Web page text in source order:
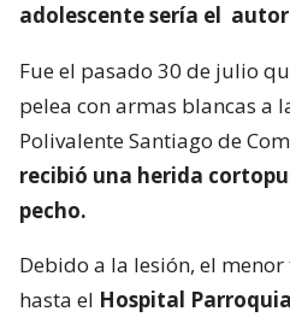
adolescente sería el
Fue el pasado 30 de julio
pelea con armas blancas a
Polivalente Santiago de
recibió una herida
pecho.
Debido a la lesión, el
hasta el Hospital